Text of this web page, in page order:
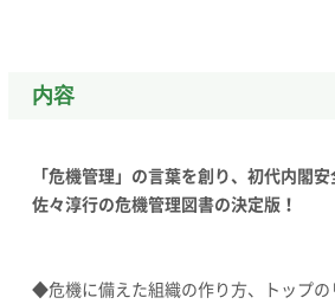
内容
「危機管理」の言葉を創り、初代内閣
佐々淳行の危機管理図書の決定版！
◆危機に備えた組織の作り方、トップ